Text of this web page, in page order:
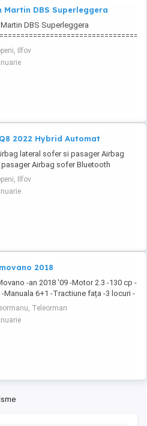
Martin DBS Superleggera
DBS Superleggera
lateral sofer si pasager Airbag
Camera video spate Climatronic
fata Incalzire scaun pasager Incalzire
Ilfov
2022 Hybrid Automat
lateral sofer si pasager Airbag
pasager Airbag sofer Bluetooth
video spate Climatronic Cotiera (fata)
(spate) ESP Frana parcare electrica
electrice fata Geamuri electrice
Ilfov
2018
-an 2018 '09 -Motor 2.3 -130 cp -
-Manuala 6+1 -Tractiune fața -3 locuri -
piele -Comenzi pe volan -Pilot
-Computer bord -Geamuri electrice -
electrice -Pilot automat -Pret 9000 -
Teleorman